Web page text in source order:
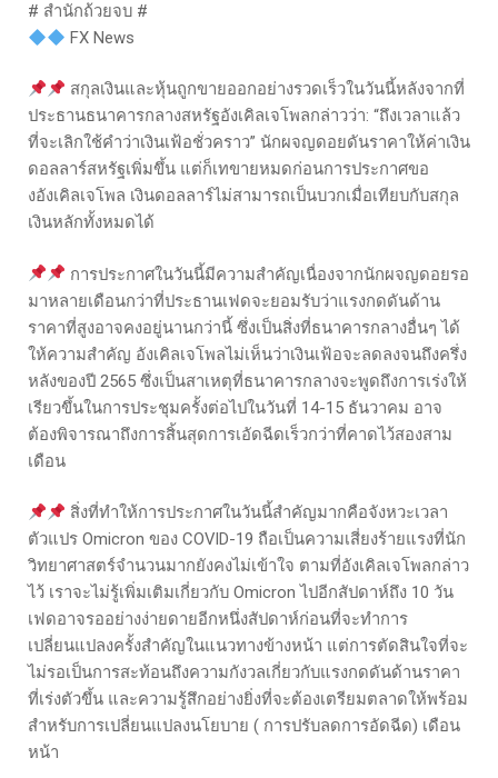
# สำนักถ้วยจบ #
FX News
สกุลเงินและหุ้นถูกขายออกอย่างรวดเร็วในวันนี้หลังจากที่
ประธานธนาคารกลางสหรัฐอังเคิลเจโพลกล่าวว่า: “ถึงเวลาแล้ว
ที่จะเลิกใช้คำว่าเงินเฟ้อชั่วคราว” นักผจญดอยดันราคาให้ค่าเงิน
ดอลลาร์สหรัฐเพิ่มขึ้น แต่ก็เทขายหมดก่อนการประกาศขอ
งอังเคิลเจโพล เงินดอลลาร์ไม่สามารถเป็นบวกเมื่อเทียบกับสกุล
เงินหลักทั้งหมดได้
การประกาศในวันนี้มีความสำคัญเนื่องจากนักผจญดอยรอ
มาหลายเดือนกว่าที่ประธานเฟดจะยอมรับว่าแรงกดดันด้าน
ราคาที่สูงอาจคงอยู่นานกว่านี้ ซึ่งเป็นสิ่งที่ธนาคารกลางอื่นๆ ได้
ให้ความสำคัญ อังเคิลเจโพลไม่เห็นว่าเงินเฟ้อจะลดลงจนถึงครึ่ง
หลังของปี 2565 ซึ่งเป็นสาเหตุที่ธนาคารกลางจะพูดถึงการเร่งให้
เรียวขึ้นในการประชุมครั้งต่อไปในวันที่ 14-15 ธันวาคม อาจ
ต้องพิจารณาถึงการสิ้นสุดการเอัดฉีดเร็วกว่าที่คาดไว้สองสาม
เดือน
สิ่งที่ทำให้การประกาศในวันนี้สำคัญมากคือจังหวะเวลา
ตัวแปร Omicron ของ COVID-19 ถือเป็นความเสี่ยงร้ายแรงที่นัก
วิทยาศาสตร์จำนวนมากยังคงไม่เข้าใจ ตามที่อังเคิลเจโพลกล่าว
ไว้ เราจะไม่รู้เพิ่มเติมเกี่ยวกับ Omicron ไปอีกสัปดาห์ถึง 10 วัน
เฟดอาจรออย่างง่ายดายอีกหนึ่งสัปดาห์ก่อนที่จะทำการ
เปลี่ยนแปลงครั้งสำคัญในแนวทางข้างหน้า แต่การตัดสินใจที่จะ
ไม่รอเป็นการสะท้อนถึงความกังวลเกี่ยวกับแรงกดดันด้านราคา
ที่เร่งตัวขึ้น และความรู้สึกอย่างยิ่งที่จะต้องเตรียมตลาดให้พร้อม
สำหรับการเปลี่ยนแปลงนโยบาย ( การปรับลดการอัดฉีด) เดือน
หน้า